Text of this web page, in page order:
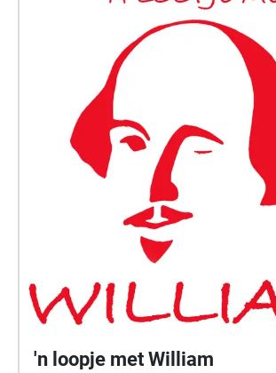
'n loopje met William